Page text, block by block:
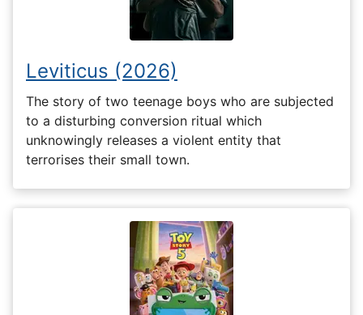
Leviticus (2026)
The story of two teenage boys who are subjected
to a disturbing conversion ritual which
unknowingly releases a violent entity that
terrorises their small town.